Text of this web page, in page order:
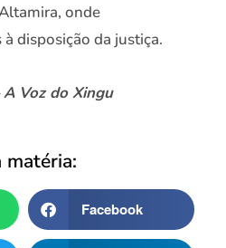
onde
disposição da justiça.
Voz do Xingu
matéria:
Facebook